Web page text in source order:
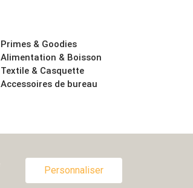
Primes & Goodies
Alimentation & Boisson
Textile & Casquette
Accessoires de bureau
Personnaliser